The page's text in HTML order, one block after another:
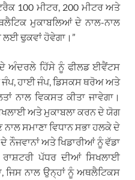
100 ਮੀਟਰ, 200 ਮੀਟਰ ਅਤੇ
ਮੁਕਾਬਲਿਆਂ ਦੇ ਨਾਲ-ਨਾਲ
ਲਈ ਢੁਕਵਾਂ ਹੋਵੇਗਾ।”
ਅੰਦਰਲੇ ਹਿੱਸੇ ਨੂੰ ਫੀਲਡ ਈਵੈਂਟਸ
ਜੰਪ, ਹਾਈ ਜੰਪ, ਡਿਸਕਸ ਥਰੋਅ ਅਤੇ
ਨਾਲ ਵਿਕਸਤ ਕੀਤਾ ਜਾਵੇਗਾ।
ਅਤੇ ਮੁਕਾਬਲਾ ਕਰਨ ਦੇ ਯੋਗ
ਸਮਾਣਾ ਵਿਧਾਨ ਸਭਾ ਹਲਕੇ ਦੇ
ਅਤੇ ਖਿਡਾਰੀਆਂ ਨੂੰ ਵੱਡਾ
ਪੱਧਰ ਦੀਆਂ ਸਿਖਲਾਈ
ਜਿਸ ਨਾਲ ਉਨ੍ਹਾਂ ਨੂੰ ਅਥਲੈਟਿਕਸ